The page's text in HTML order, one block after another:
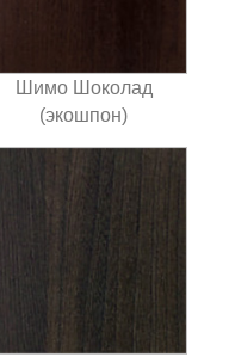
Шимо Шоколад
(экошпон)